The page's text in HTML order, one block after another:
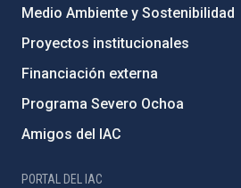
Medio Ambiente y Sostenibilidad
Proyectos institucionales
Financiación externa
Programa Severo Ochoa
Amigos del IAC
PORTAL DEL IAC